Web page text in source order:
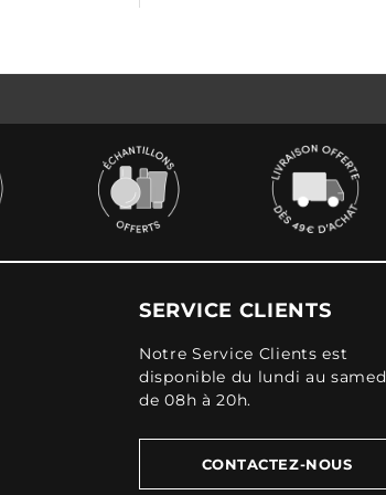
SERVICE CLIENTS
Notre Service Clients est
disponible du lundi au
de 08h à 20h.
CONTACTEZ-NOUS